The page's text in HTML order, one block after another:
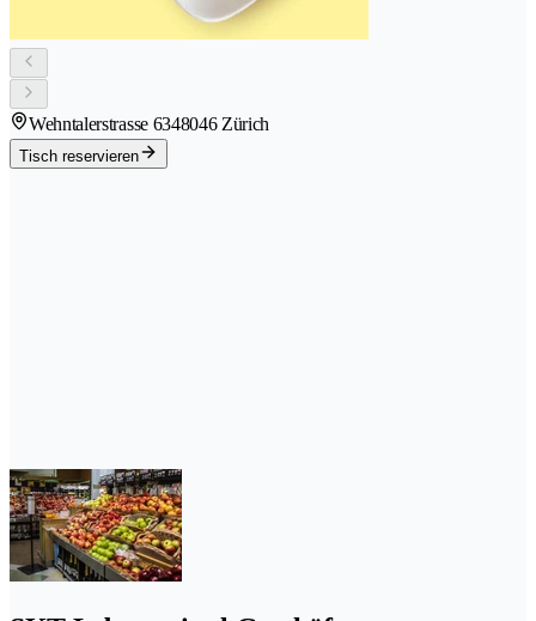
Wehntalerstrasse 6348046 Zürich
Tisch reservieren